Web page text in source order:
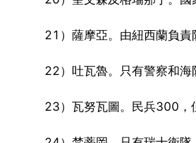
21）薩摩亞。由紐西蘭負責
22）吐瓦魯。只有警察和海
23）瓦努瓦圖。民兵300，